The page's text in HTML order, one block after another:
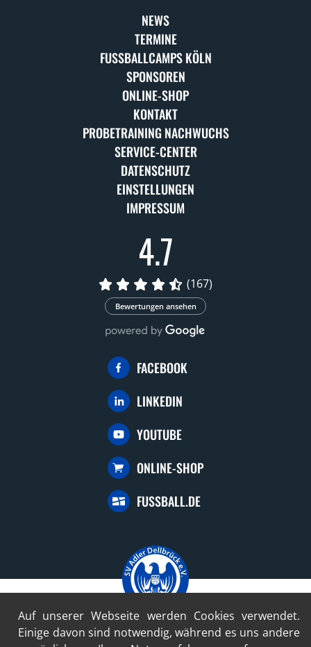
NEWS
TERMINE
FUSSBALLCAMPS KÖLN
SPONSOREN
ONLINE-SHOP
KONTAKT
PROBETRAINING NACHWUCHS
SERVICE-CENTER
DATENSCHUTZ
EINSTELLUNGEN
IMPRESSUM
4.7
(167)
Bewertungen ansehen
FACEBOOK
LINKEDIN
YOUTUBE
ONLINE-SHOP
FUSSBALL.DE
© 2024-2026 SV Adler Dellbrück 1922 e.V.
Auf unserer Webseite werden Cookies verwendet.
Einige davon sind notwendig, während es uns andere